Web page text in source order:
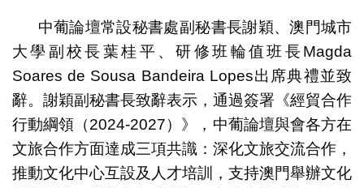
中葡論壇常設秘書處副秘書長謝穎、澳門城市
大學副校長葉桂平、研修班輪值班長Magda
Soares de Sousa Bandeira Lopes出席典禮並致
辭。謝穎副秘書長致辭表示，通過簽署《經貿合作
行動綱領（2024-2027）》，中葡論壇與會各方在
文旅合作方面達成三項共識：深化文旅交流合作，
推動文化中心互設及人才培訓，支持澳門舉辦文化